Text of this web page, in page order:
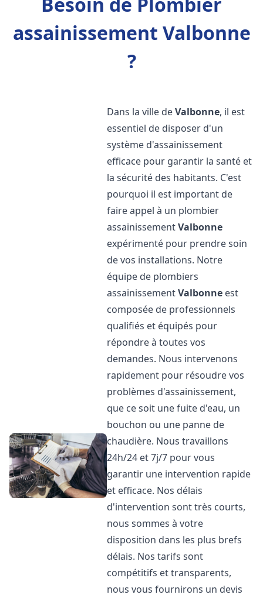
assainissement Valbonne
?
Dans la ville deValbonne, il est
essentiel de disposer d'un
système d'assainissement
efficace pour garantir la santé et
la sécurité des habitants. C'est
pourquoi il est important de
faire appel à un plombier
assainissementValbonne
expérimenté pour prendre soin
de vos installations. Notre
équipe de plombiers
assainissementValbonne est
composée de professionnels
qualifiés et équipés pour
répondre à toutes vos
demandes. Nous intervenons
rapidement pour résoudre vos
problèmes d'assainissement,
que ce soit une fuite d'eau, un
bouchon ou une panne de
chaudière. Nous travaillons
24h/24 et 7j/7 pour vous
garantir une intervention rapide
et efficace. Nos délais
d'intervention sont très courts,
nous sommes à votre
disposition dans les plus brefs
délais. Nos tarifs sont
compétitifs et transparents,
nous vous fournirons un devis